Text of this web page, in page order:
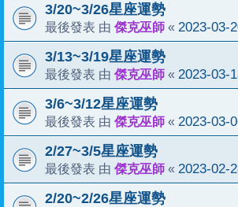
3/20~3/26星座運勢
最後發表 由 傑克巫師 « 2023-03-
3/13~3/19星座運勢
最後發表 由 傑克巫師 « 2023-03-
3/6~3/12星座運勢
最後發表 由 傑克巫師 « 2023-03-
2/27~3/5星座運勢
最後發表 由 傑克巫師 « 2023-02-
2/20~2/26星座運勢